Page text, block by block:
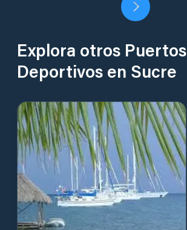
Explora otros Puertos
Deportivos en Sucre